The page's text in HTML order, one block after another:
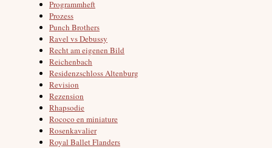
Programmheft
Prozess
Punch Brothers
Ravel vs Debussy
Recht am eigenen Bild
Reichenbach
Residenzschloss Altenburg
Revision
Rezension
Rhapsodie
Rococo en miniature
Rosenkavalier
Royal Ballet Flanders